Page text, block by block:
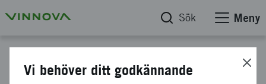
Sök Meny
Vi behöver ditt godkännande